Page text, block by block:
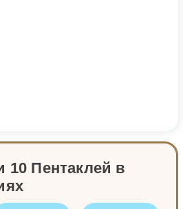
10 Пентаклей в